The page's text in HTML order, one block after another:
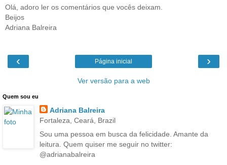
Olá, adoro ler os comentários que vocês deixam.
Beijos
Adriana Balreira
‹ ›
Página inicial
Ver versão para a web
Quem sou eu
Adriana Balreira
Fortaleza, Ceará, Brazil
Sou uma pessoa em busca da felicidade. Amante da
leitura. Quem quiser me seguir no twitter:
@adrianabalreira